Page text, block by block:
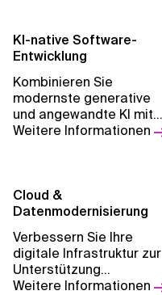
KI-native Software-
Entwicklung
Kombinieren Sie
modernste generative
und angewandte KI mit
erfahrenen Ingenieuren
Lösungen.
Weitere Informationen
Cloud &
Datenmodernisierung
Verbessern Sie Ihre
digitale Infrastruktur zur
Unterstützung
datengesteuerter
Weitere Informationen